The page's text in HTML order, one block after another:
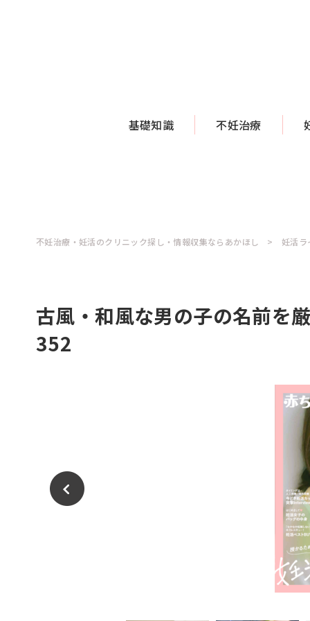
基礎知識 不妊治療
不妊治療・妊活のクリニック探し・情報収集ならあかほし 妊活ラ
古風・和風な男の子の名前を
352